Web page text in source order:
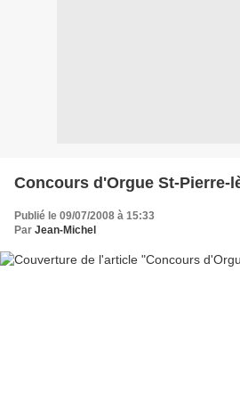
Concours d'Orgue St-Pierre-
Publié le 09/07/2008 à 15:33
Par Jean-Michel